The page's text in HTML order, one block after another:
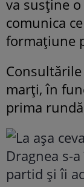
va susține
comunica
formațiune
marți, în
prima